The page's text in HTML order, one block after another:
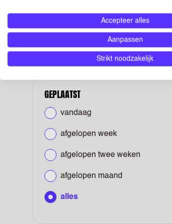
WERKLOCATIE
Op locatie (1)
GEPLAATST
vandaag
afgelopen week
afgelopen twee weken
afgelopen maand
alles
Accepteer alles
Aanpassen
Strikt noodzakelijk